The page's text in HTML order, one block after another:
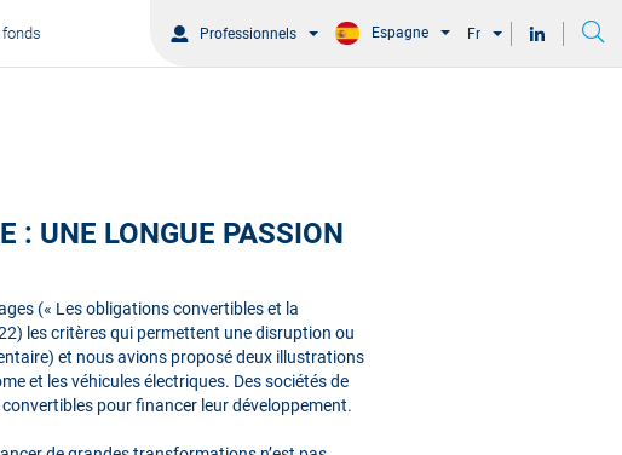
Professionnels Espagne Fr
: UNE LONGUE PASSION
(« Les obligations convertibles et la
les critères qui permettent une disruption ou
et nous avions proposé deux illustrations
et les véhicules électriques. Des sociétés de
pour financer leur développement.